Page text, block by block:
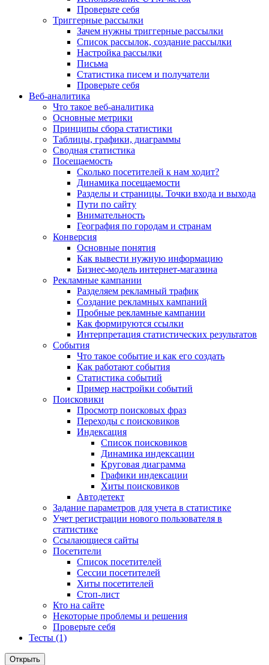
Проверьте себя
Триггерные рассылки
Зачем нужны триггерные рассылки
Список рассылок, создание рассылки
Настройка рассылки
Письма
Статистика писем и получатели
Проверьте себя
Веб-аналитика
Что такое веб-аналитика
Основные метрики
Принципы сбора статистики
Таблицы, графики, диаграммы
Сводная статистика
Посещаемость
Сколько посетителей к нам ходит?
Динамика посещаемости
Разделы и страницы. Точки входа и выхода
Пути по сайту
Внимательность
География по городам и странам
Конверсия
Основные понятия
Как вывести нужную информацию
Бизнес-модель интернет-магазина
Рекламные кампании
Разделяем рекламный трафик
Создание рекламных кампаний
Пробные рекламные кампании
Как формируются ссылки
Интерпретация статистических результатов
События
Что такое событие и как его создать
Как работают события
Статистика событий
Пример настройки событий
Поисковики
Просмотр поисковых фраз
Переходы с поисковиков
Индексация
Список поисковиков
Динамика индексации
Круговая диаграмма
Графики индексации
Хиты поисковиков
Автодетект
Задание параметров для учета в статистике
Учет регистрации нового пользователя в
статистике
Ссылающиеся сайты
Посетители
Список посетителей
Сессии посетителей
Хиты посетителей
Стоп-лист
Кто на сайте
Некоторые проблемы и решения
Проверьте себя
Тесты (1)
Открыть